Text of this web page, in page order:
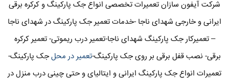
شرکت آیفون سازان تعمیرات تخصصی انواع جک پارکینگ و کرکره برقی
ایرانی و خارجی شهدای ناجا -خدمات تعمیر جک پارکینگ در شهدای ناجا
– تعمیرکار جک پارکینگ شهدای ناجا-تعمیر درب ریموتی- تعمیر کرکره
برقی- نصب قفل برقی بر روی جک پارکینگ-تعمیر در محلجک پارکینگ-
تعمیرات انواع جک پارکینگ ایرانی و ایتالیای و حتی چینی درب منزل در